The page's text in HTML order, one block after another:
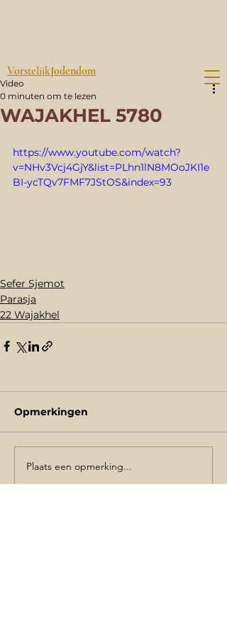
VorstelijkJodendom
WAJAKHEL 5780
Video
0 minuten om te lezen
https://www.youtube.com/watch?
v=NHv3Vcj4GjY&list=PLhn1lN8MOoJKI1e
BI-ycTQv7FMF7JStOS&index=93
Sefer Sjemot
Parasja
22 Wajakhel
Opmerkingen
Plaats een opmerking...